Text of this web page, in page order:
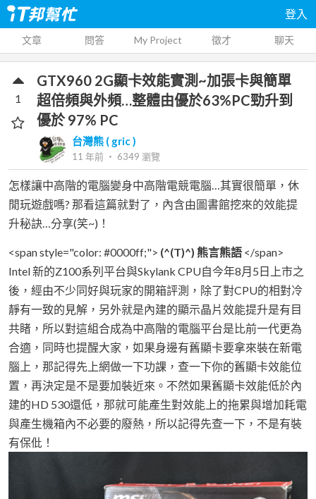
登入
文章 問答 My Project 徵才 聊天
GTX960 2G顯卡效能實測~加張卡與簡單
超倍頻與外頻…整體由優於63%PC勁升到
優於 97% PC
台灣熊 ( gric )
11 年前 ‧ 6349 瀏覽
1
怎樣讓中高階的電腦變身中高階電競電腦…其實很簡單，休
閒玩遊戲嗎? 那看這篇就對了，內含由圖書館挖來的效能提
升秘訣…分享(笑~)！
<span style="color: #0000ff;"> (^(T)^) 熊言熊語 </span>
Intel 新的Z100系列平台與Skylank CPU自今年8月5日上市之
後，經由不少同好與玩家的開箱評測，除了對CPU的相對冷
靜有一致的見解，另外就是內建的顯示晶片效能提升是有目
共睹，所以對這組合成為中高階的電腦平台是比前一代更為
合適，同時也提醒大家，如果身邊有舊顯卡要拿來裝在新電
腦上，那記得先上網做一下功課，查一下你的舊顯卡效能位
置，再決定是不是要加裝近來。不然如果舊顯卡效能低於內
建的HD 530還低，那就可能產生對效能上的拖累與增加耗電
與產生機箱內不必要的廢熱，所以記得先查一下，不是有裝
有保仳！